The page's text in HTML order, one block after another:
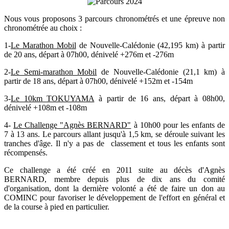
Nous vous proposons 3 parcours chronométrés et une épreuve non
chronométrée au choix :
1-Le Marathon Mobil de Nouvelle-Calédonie (42,195 km) à partir
de 20 ans, départ à 07h00, dénivelé +276m et -276m
2-Le Semi-marathon Mobil de Nouvelle-Calédonie (21,1 km) à
partir de 18 ans, départ à 07h00, dénivelé +152m et -154m
3-Le 10km TOKUYAMA à partir de 16 ans, départ à 08h00,
dénivelé +108m et -108m
4-Le Challenge "Agnès BERNARD" à 10h00 pour les enfants de
7 à 13 ans. Le parcours allant jusqu'à 1,5 km, se déroule suivant les
tranches d'âge. Il n'y a pas de classement et tous les enfants sont
récompensés.
Ce challenge a été créé en 2011 suite au décès d'Agnès
BERNARD, membre depuis plus de dix ans du comité
d'organisation, dont la dernière volonté a été de faire un don au
COMINC pour favoriser le développement de l'effort en général et
de la course à pied en particulier.